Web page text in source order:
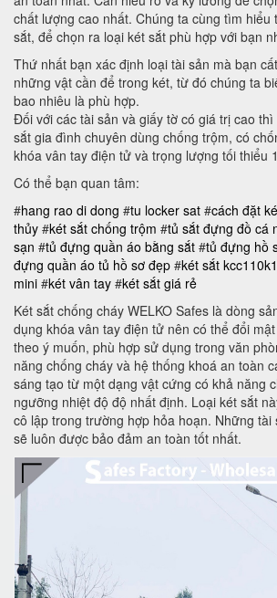
chất lượng cao nhất. Chúng ta cùng tìm hiểu
sắt, để chọn ra loại két sắt phù hợp với bạn
Thứ nhất bạn xác định loại tài sản mà bạn
những vật cần để trong két, từ đó chúng ta
bao nhiêu là phù hợp.
Đối với các tài sản và giấy tờ có giá trị cao
sắt gia đình chuyên dùng chống trộm, có
khóa vân tay điện tử và trọng lượng tối thiểu
Có thể bạn quan tâm:
#hang rao di dong #tu locker sat #cách đặt
thủy #két sắt chống trộm #tủ sắt đựng đồ cá
sạn #tủ đựng quần áo bằng sắt #tủ đựng hồ
đựng quần áo tủ hồ sơ đẹp #két sắt
mini #két vân tay #két sắt giá rẻ
Két sắt chống cháy WELKO Safes là dòng
dụng khóa vân tay điện tử nên có thể đổi
theo ý muốn, phù hợp sử dụng trong văn
năng chống cháy và hệ thống khoá an toàn
sáng tạo từ một dạng vật cứng có khả năng
ngưỡng nhiệt độ độ nhất định. Loại két sắt
cô lập trong trường hợp hỏa hoạn. Những tài
sẽ luôn được bảo đảm an toàn tốt nhất.